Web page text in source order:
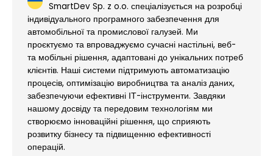
SmartDev Sp. z o.o. спеціалізується на розробці
індивідуального програмного забезпечення для
автомобільної та промислової галузей. Ми
проєктуємо та впроваджуємо сучасні настільні, веб-
та мобільні рішення, адаптовані до унікальних потреб
клієнтів. Наші системи підтримують автоматизацію
процесів, оптимізацію виробництва та аналіз даних,
забезпечуючи ефективні ІТ-інструменти. Завдяки
нашому досвіду та передовим технологіям ми
створюємо інноваційні рішення, що сприяють
розвитку бізнесу та підвищенню ефективності
операцій.